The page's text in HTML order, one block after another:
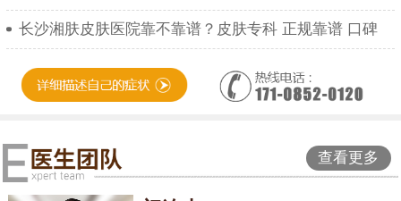
长沙湘肤皮肤医院靠不靠谱？皮肤专科 正规靠谱 口碑
查看更多